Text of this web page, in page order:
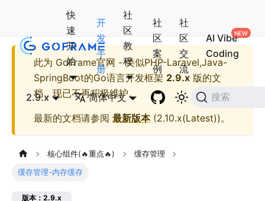
快
速
开
始
开
发
手
册
社
区
教
程
社
区
案
例
社
区
交
流
AI Vibe
Coding
2.9.x 简体中文 搜索
此为 GoFrame官网 - 类似PHP-Laravel,Java-
SpringBoot的Go语言开发框架 2.9.x 版的文
档，现已不再积极维护。
最新的文档请参阅 最新版本(2.10.x(Latest))。
核心组件(🔥重点🔥) 缓存管理
缓存管理-内存缓存
版本：2.9.x